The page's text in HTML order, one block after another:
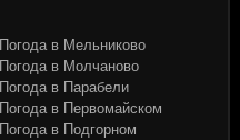
Погода в Мельниково
Погода в Молчаново
Погода в Парабели
Погода в Первомайском
Погода в Подгорном